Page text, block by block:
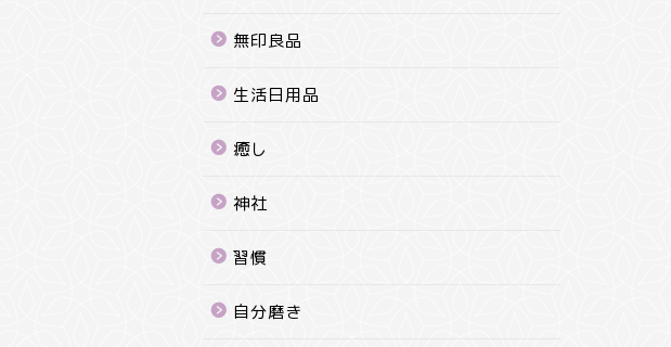
無印良品
生活日用品
癒し
神社
習慣
自分磨き